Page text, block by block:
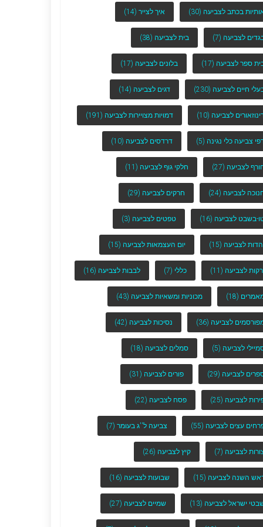
בכתב לצביעה (30) איך לצייר (14)
לצביעה (7) בית לצביעה (38)
ספר לצביעה (17) בלונים לצביעה (17)
חיים לצביעה (230) דגים לצביעה (14)
לצביעה (10) דמויות מצויירות לצביעה (191)
צביעה כלי נגינה (5) דרדסים לצביעה (10)
לצביעה (27) חלקי גוף לצביעה (11)
לצביעה (24) חרקים לצביעה (29)
בשבט לצביעה (16) טפטים לצביעה (3)
לצביעה (15) יום העצמאות לצביעה (15)
לצביעה (11) כללי (7) לבבות לצביעה (16)
(18) מכוניות ומשאיות לצביעה (43)
לצביעה (36) נסיכות לצביעה (42)
לצביעה (5) סמלים לצביעה (18)
לצביעה (29) פורים לצביעה (31)
לצביעה (25) פסח לצביעה (22)
עצים לצביעה (55) צביעה ל''ג בעומר (7)
לצביעה (7) קיץ לצביעה (26)
השנה לצביעה (15) שבועות לצביעה (16)
ישראל לצביעה (13) שמיים לצביעה (27)